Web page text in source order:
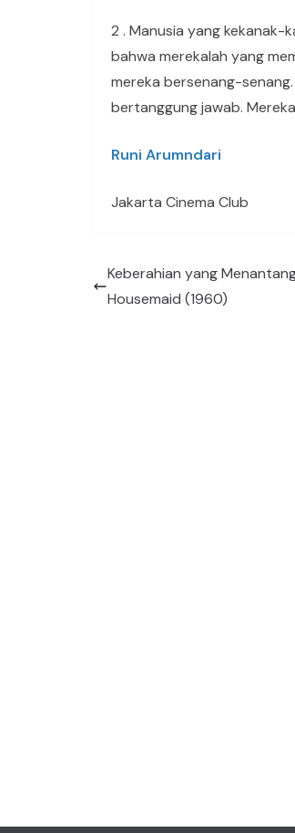
2 . Manusia yang
bahwa merekalah yang
mereka bersenang-
bertanggung jawab.
Runi Arumndari
Jakarta Cinema Club
Keberahian yang
Housemaid (1960)